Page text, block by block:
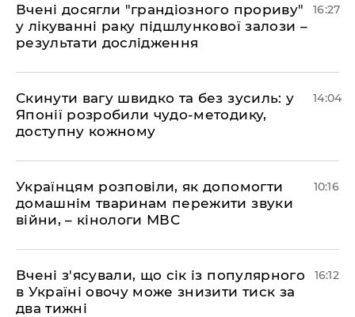
Вчені досягли "грандіозного прориву"
у лікуванні раку підшлункової залози –
результати дослідження
16:27
Скинути вагу швидко та без зусиль: у
Японії розробили чудо-методику,
доступну кожному
14:04
Українцям розповіли, як допомогти
домашнім тваринам пережити звуки
війни, – кінологи МВС
10:16
Вчені з'ясували, що сік із популярного
в Україні овочу може знизити тиск за
два тижні
16:12